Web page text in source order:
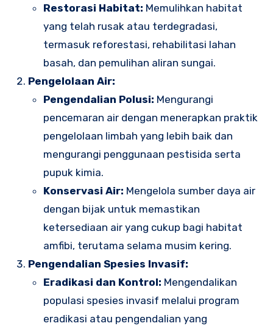
Restorasi Habitat: Memulihkan habitat
yang telah rusak atau terdegradasi,
termasuk reforestasi, rehabilitasi lahan
basah, dan pemulihan aliran sungai.
Pengelolaan Air:
Pengendalian Polusi: Mengurangi
pencemaran air dengan menerapkan praktik
pengelolaan limbah yang lebih baik dan
mengurangi penggunaan pestisida serta
pupuk kimia.
Konservasi Air: Mengelola sumber daya air
dengan bijak untuk memastikan
ketersediaan air yang cukup bagi habitat
amfibi, terutama selama musim kering.
Pengendalian Spesies Invasif:
Eradikasi dan Kontrol: Mengendalikan
populasi spesies invasif melalui program
eradikasi atau pengendalian yang